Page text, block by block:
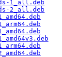
1_all.deb
2_all.deb